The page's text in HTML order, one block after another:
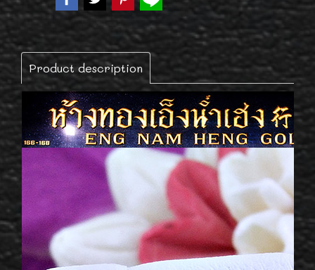
Product description